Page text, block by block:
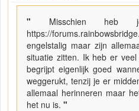
" Misschien
https://
engelstalig maar zijn
situatie zitten. Ik heb er
begrijpt eigenlijk goed
weggerukt, tenzij je er
allemaal herinneren maar
het nu is. "